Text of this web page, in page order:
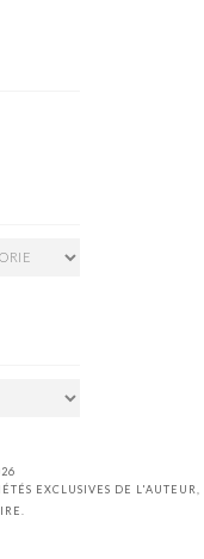
EXCLUSIVES DE L'AUTEUR,